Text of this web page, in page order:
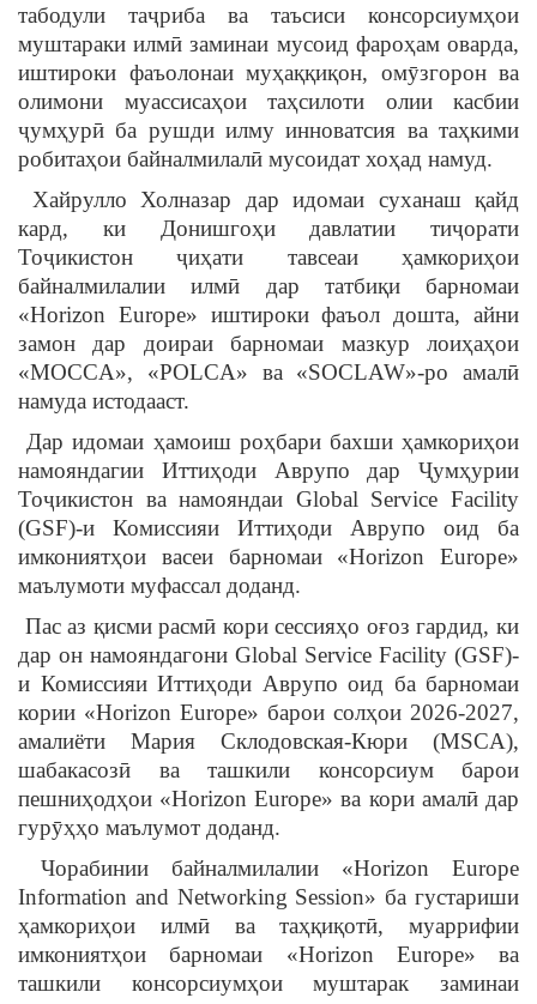
табодули таҷриба ва таъсиси консорсиумҳои
муштараки илмӣ заминаи мусоид фароҳам оварда,
иштироки фаъолонаи муҳаққиқон, омӯзгорон ва
олимони муассисаҳои таҳсилоти олии касбии
ҷумҳурӣ ба рушди илму инноватсия ва таҳкими
робитаҳои байналмилалӣ мусоидат хоҳад намуд.
Хайрулло Холназар дар идомаи суханаш қайд
кард, ки Донишгоҳи давлатии тиҷорати
Тоҷикистон ҷиҳати тавсеаи ҳамкориҳои
байналмилалии илмӣ дар татбиқи барномаи
«Horizon Europe» иштироки фаъол дошта, айни
замон дар доираи барномаи мазкур лоиҳаҳои
«MOCCA», «POLCA» ва «SOCLAW»-ро амалӣ
намуда истодааст.
Дар идомаи ҳамоиш роҳбари бахши ҳамкориҳои
намояндагии Иттиҳоди Аврупо дар Ҷумҳурии
Тоҷикистон ва намояндаи Global Service Facility
(GSF)-и Комиссияи Иттиҳоди Аврупо оид ба
имкониятҳои васеи барномаи «Horizon Europe»
маълумоти муфассал доданд.
Пас аз қисми расмӣ кори сессияҳо оғоз гардид, ки
дар он намояндагони Global Service Facility (GSF)-
и Комиссияи Иттиҳоди Аврупо оид ба барномаи
кории «Horizon Europe» барои солҳои 2026-2027,
амалиёти Мария Склодовская-Кюри (MSCA),
шабакасозӣ ва ташкили консорсиум барои
пешниҳодҳои «Horizon Europe» ва кори амалӣ дар
гурӯҳҳо маълумот доданд.
Чорабинии байналмилалии «Horizon Europe
Information and Networking Session» ба густариши
ҳамкориҳои илмӣ ва таҳқиқотӣ, муаррифии
имкониятҳои барномаи «Horizon Europe» ва
ташкили консорсиумҳои муштарак заминаи